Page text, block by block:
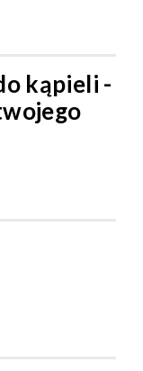
kąpieli -